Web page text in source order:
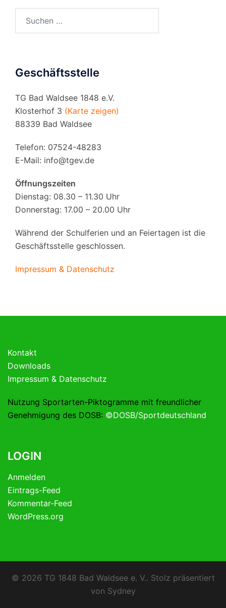
Geschäftsstelle
TG Bad Waldsee 1848 e.V.
Klosterhof 3 (Karte zeigen)
88339 Bad Waldsee
Telefon: 07524-48283
E-Mail: info@tgev.de
Öffnungszeiten
Dienstag: 08.30 – 11.30 Uhr
Donnerstag: 17.00 – 20.00 Uhr
Während der Schulferien und an Feiertagen ist die
Geschäftsstelle geschlossen.
Impressum & Datenschutz
Kontakt
Downloads
Impressum & Datenschutz
Nutzung Sportarten-Piktogramme mit freundlicher
Genehmigung des DOSB: ©DOSB/Sportdeutschland
LOGIN
Anmelden
Eintrags-Feed
Kommentar-Feed
WordPress.org
© 2026 TG 1848 Bad Waldsee e. V.. Stolz präsentiert
von Sydney